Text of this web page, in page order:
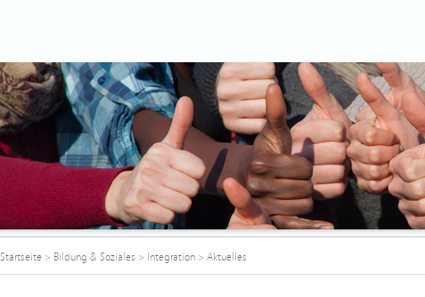
Startseite> Bildung & Soziales > Integration> Aktuelles